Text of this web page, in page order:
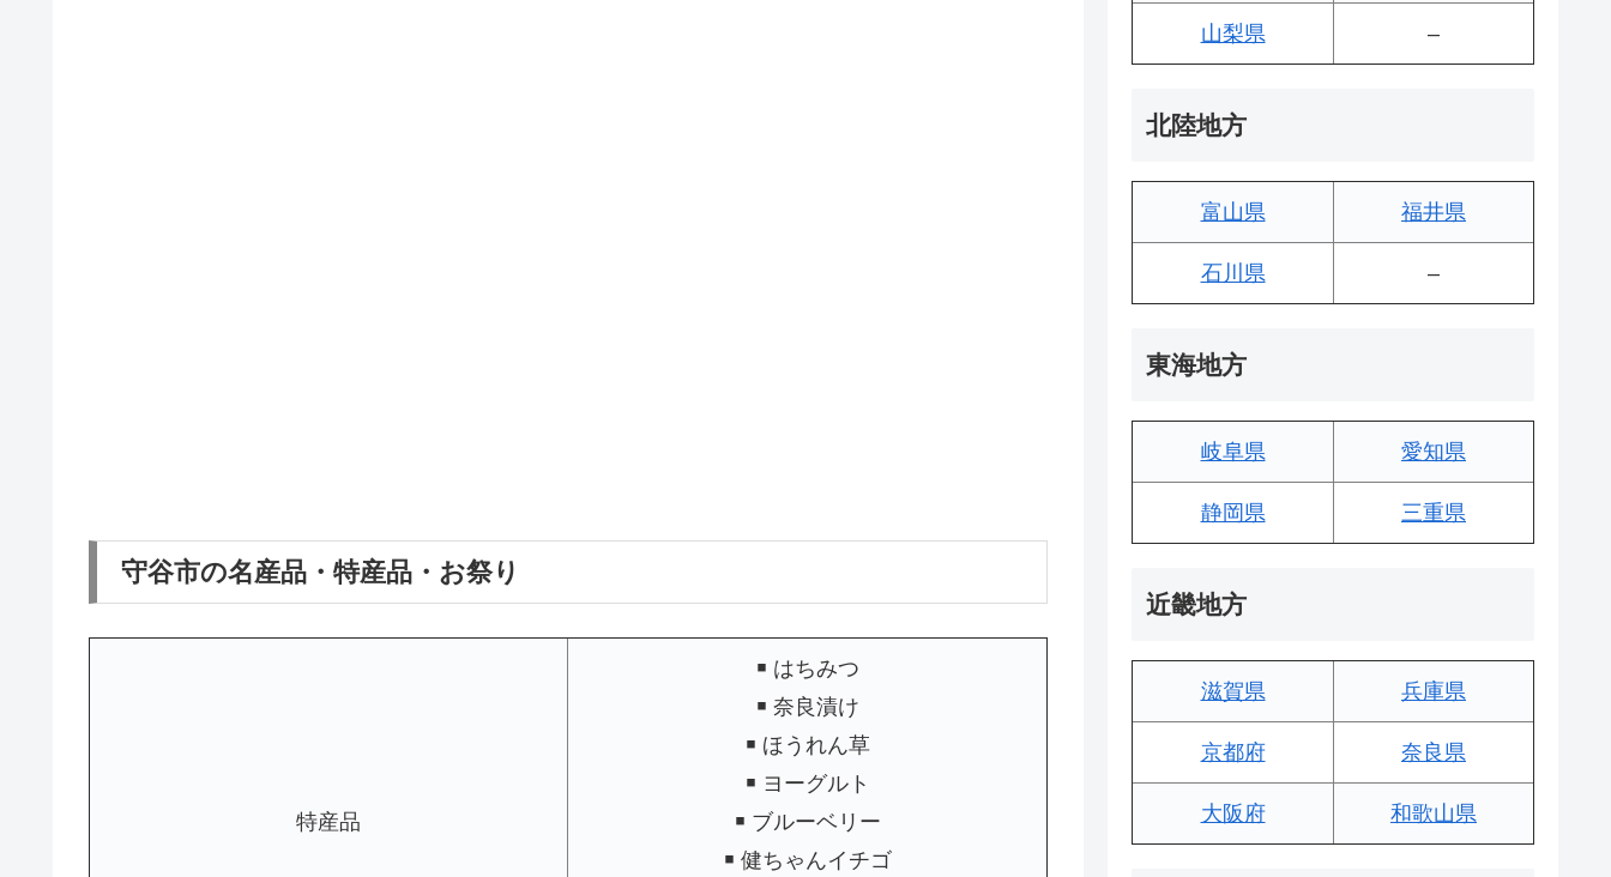
守谷市の名産品・特産品・お祭り
特産品
￭ はちみつ
￭ 奈良漬け
￭ ほうれん草
￭ ヨーグルト
￭ ブルーベリー
￭ 健ちゃんイチゴ
山梨県 –
北陸地方
富山県 福井県
石川県 –
東海地方
岐阜県 愛知県
静岡県 三重県
近畿地方
滋賀県 兵庫県
京都府 奈良県
大阪府 和歌山県